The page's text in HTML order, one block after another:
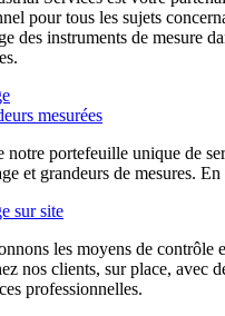
pour tous les sujets
des instruments de mesure
mesurées
notre portefeuille unique de
et grandeurs de mesures.
sur site
les moyens de contrôle
nos clients, sur place, avec
professionnelles.